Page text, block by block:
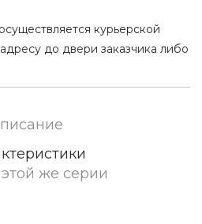
курьерской
до двери заказчика либо
же серии